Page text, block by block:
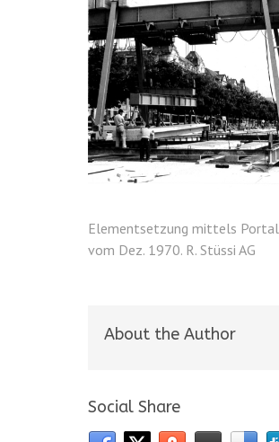
Elementsetzung mittels
vom Dez. 1970. R. Stüssi AG
About the Author
Social Share